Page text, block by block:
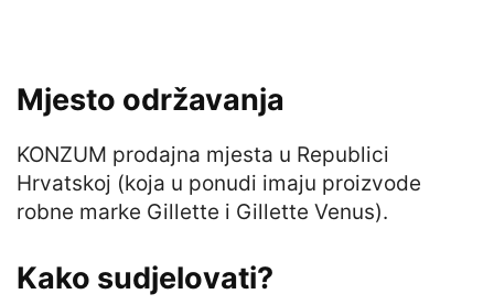
Mjesto održavanja
KONZUM prodajna mjesta u Republici
Hrvatskoj (koja u ponudi imaju proizvode
robne marke Gillette i Gillette Venus).
Kako sudjelovati?